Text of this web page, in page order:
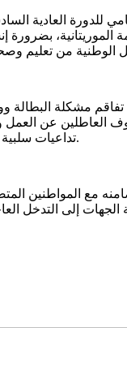
للدورة العادية
الموريتانية، بضرورة
تفاقم مشكلة البطالة
العاطلين عن
تداعيات سلبية على الشباب والدولة.
مع المواطنين